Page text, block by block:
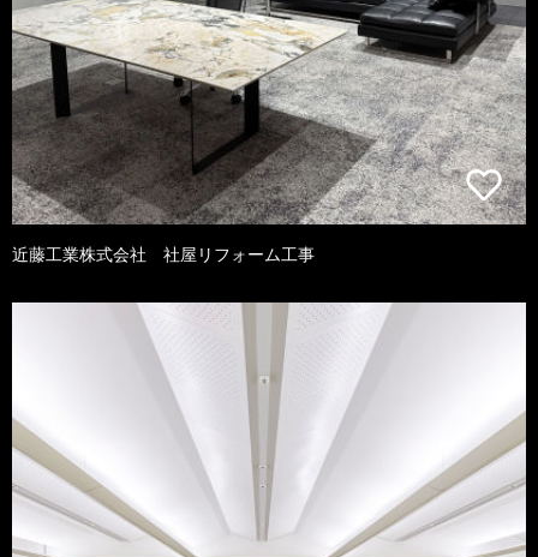
近藤工業株式会社 社屋リフォーム工事